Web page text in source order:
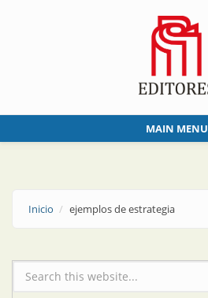
MAIN MENU
Inicio ejemplos de estrategia
Formulario de búsqueda